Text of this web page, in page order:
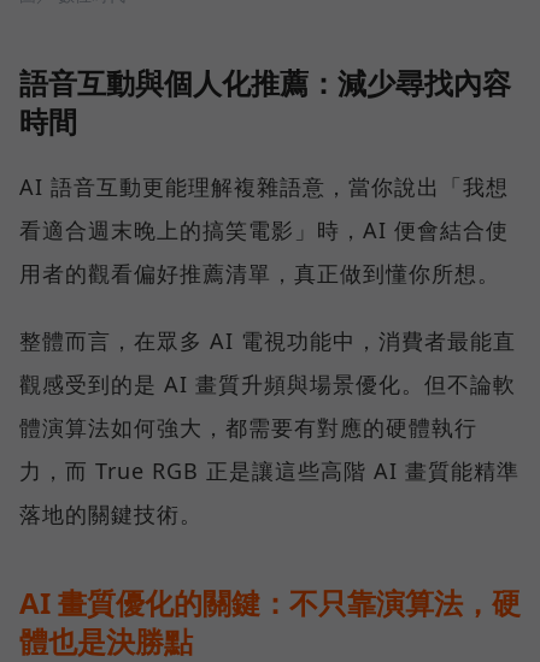
語音互動與個人化推薦：減少尋找內容
時間
AI 語音互動更能理解複雜語意，當你說出「我想
看適合週末晚上的搞笑電影」時，AI 便會結合使
用者的觀看偏好推薦清單，真正做到懂你所想。
整體而言，在眾多 AI 電視功能中，消費者最能直
觀感受到的是 AI 畫質升頻與場景優化。但不論軟
體演算法如何強大，都需要有對應的硬體執行
力，而 True RGB 正是讓這些高階 AI 畫質能精準
落地的關鍵技術。
AI 畫質優化的關鍵：不只靠演算法，硬
體也是決勝點